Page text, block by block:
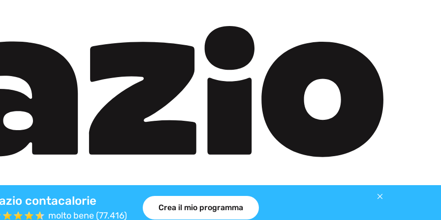
contacalorie
molto bene (77.416)
Crea il mio programma